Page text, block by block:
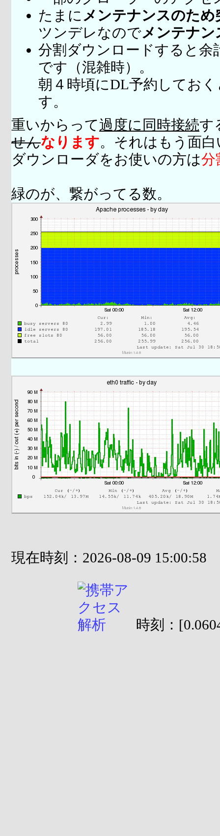
たまに メンテナンスのため
ツンデレなのでメンテナ
分割ダウンロードすると余
です（混雑時）。
朝４時頃にDL予約してお
す。
重いからって過度に同時接続す
せんなります。それはもう面
ダウンローダをお使いの方は分
緑のが、繋がってる数。
現在時刻：2026-08-09 15:00:58
時刻：